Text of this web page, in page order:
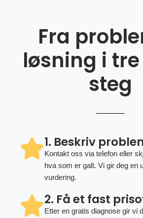
Fra
løsning i
steg
1. Beskriv
Kontakt oss via telefon eller
hva som er galt. Vi gir deg en
vurdering.
2. Få et fast
Etter en gratis diagnose gir vi